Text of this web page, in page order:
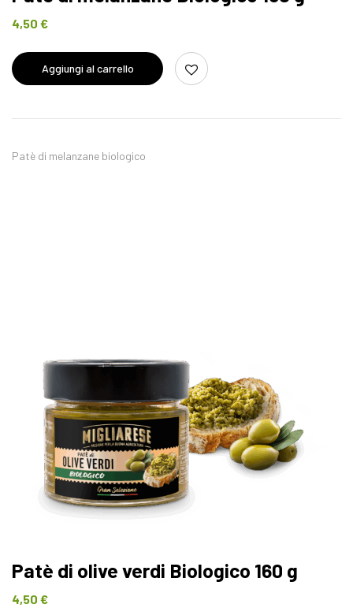
4,50 €
Aggiungi al carrello
Patè di melanzane biologico
Patè di olive verdi Biologico 160 g
4,50 €